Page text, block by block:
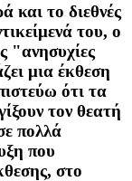
και το διεθνές
του, ο
"ανησυχίες
μια έκθεση
ότι τα
τον θεατή
πολλά
που
στο